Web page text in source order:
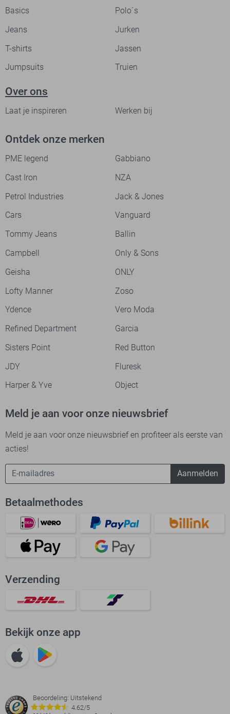
Basics
Polo`s
Jeans
Jurken
T-shirts
Jassen
Jumpsuits
Truien
Over ons
Laat je inspireren Werken bij
Ontdek onze merken
PME legend
Gabbiano
Cast Iron
NZA
Petrol Industries
Jack & Jones
Cars
Vanguard
Tommy Jeans
Ballin
Campbell
Only & Sons
Geisha
ONLY
Lofty Manner
Zoso
Ydence
Vero Moda
Refined Department
Garcia
Sisters Point
Red Button
JDY
Fluresk
Harper & Yve
Object
Meld je aan voor onze nieuwsbrief
Meld je aan voor onze nieuwsbrief en profiteer als eerste van
acties!
Aanmelden
Betaalmethodes
Verzending
Bekijk onze app
Beoordeling: Uitstekend
4.62/5